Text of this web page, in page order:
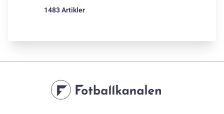
1483 Artikler